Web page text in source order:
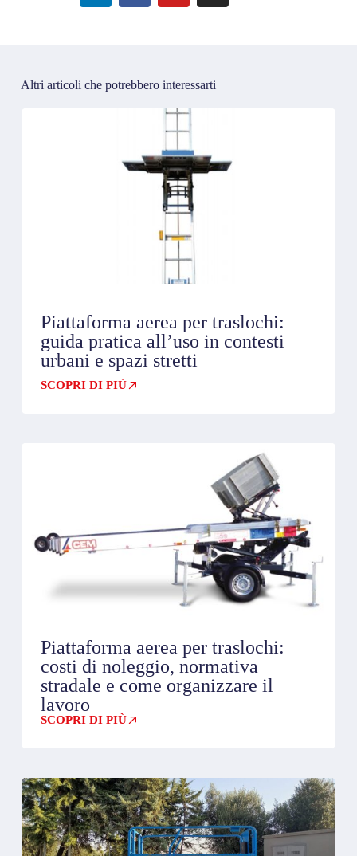
Altri articoli che potrebbero interessarti
Piattaforma aerea per traslochi:
guida pratica all’uso in contesti
urbani e spazi stretti
SCOPRI DI PIÙ
Piattaforma aerea per traslochi:
costi di noleggio, normativa
stradale e come organizzare il
lavoro
SCOPRI DI PIÙ